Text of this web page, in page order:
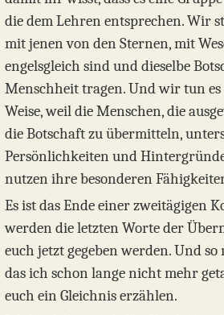
die dem Lehren entsprechen. Wir
mit jenen von den Sternen, mit
engelsgleich sind und dieselbe
Menschheit tragen. Und wir tun
Weise, weil die Menschen, die
die Botschaft zu übermitteln,
Persönlichkeiten und
nutzen ihre besonderen
Es ist das Ende einer zweitägigen
werden die letzten Worte der
euch jetzt gegeben werden. Und
das ich schon lange nicht mehr
euch ein Gleichnis erzählen.